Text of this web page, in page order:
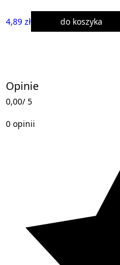
4,89 zł do koszyka
Opinie
0,00/ 5
0 opinii